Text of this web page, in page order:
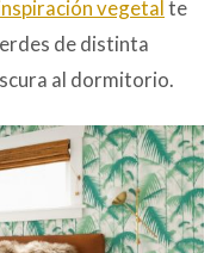
vegetalte
de distinta
al dormitorio.